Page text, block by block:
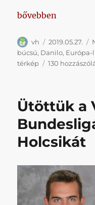
„Napikispest
bővebben
Szerző
vh Közzétéve
2019.05.27.
búcsú, Danilo, Európa-
térkép
130
Ütöttük a
Holcsikát